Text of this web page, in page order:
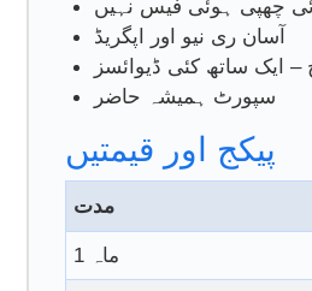
چھپی ہوئی فیس نہیں
آسان ری نیو اور اپگریڈ
– ایک ساتھ کئی ڈیوائسز
سپورٹ ہمیشہ حاضر
پیکج اور قیمتیں
مدت
1 ماہ